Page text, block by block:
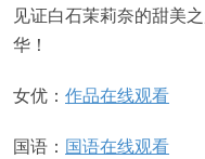
见证白石茉莉奈的甜美
华！
女优： 作品在线观看
国语： 国语在线观看